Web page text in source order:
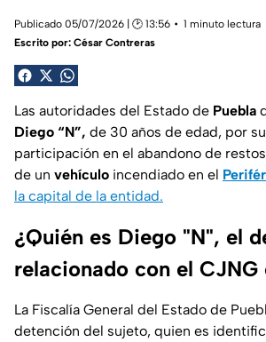
Publicado 05/07/2026 | 🕑 13:56
1 minuto lectura
Escrito por: César Contreras
Las autoridades del Estado de Puebla
Diego “N”, de 30 años de edad, por
participación en el abandono de
de un vehículo incendiado en el
la capital de la entidad.
¿Quién es Diego "N", el
relacionado con el CJNG
La Fiscalía General del Estado de
detención del sujeto, quien es